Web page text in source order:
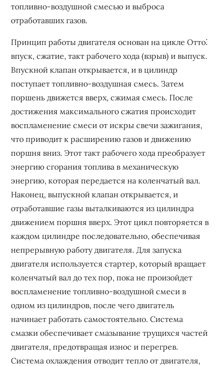
топливно-воздушной смесью и выброса
отработавших газов.
Принцип работы двигателя основан на цикле Отто⁚
впуск, сжатие, такт рабочего хода (взрыв) и выпуск.
Впускной клапан открывается, и в цилиндр
поступает топливно-воздушная смесь. Затем
поршень движется вверх, сжимая смесь. После
достижения максимального сжатия происходит
воспламенение смеси от искры свечи зажигания,
что приводит к расширению газов и движению
поршня вниз. Этот такт рабочего хода преобразует
энергию сгорания топлива в механическую
энергию, которая передается на коленчатый вал.
Наконец, выпускной клапан открывается, и
отработавшие газы выталкиваются из цилиндра
движением поршня вверх. Этот цикл повторяется в
каждом цилиндре последовательно, обеспечивая
непрерывную работу двигателя. Для запуска
двигателя используется стартер, который вращает
коленчатый вал до тех пор, пока не произойдет
воспламенение топливно-воздушной смеси в
одном из цилиндров, после чего двигатель
начинает работать самостоятельно. Система
смазки обеспечивает смазывание трущихся частей
двигателя, предотвращая износ и перегрев.
Система охлаждения отводит тепло от двигателя,